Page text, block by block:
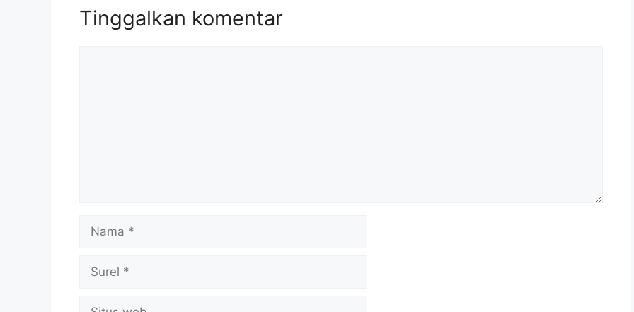
Tinggalkan komentar
Nama
Surel
Situs